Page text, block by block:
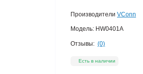
Производители VConn
Модель: HW0401A
Отзывы: (0)
Есть в наличии